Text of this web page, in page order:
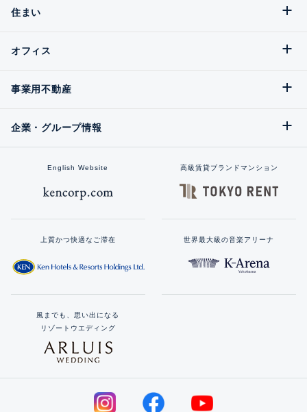
住まい
オフィス
事業用不動産
企業・グループ情報
English Website 高級賃貸ブランドマンション
上質かつ快適なご滞在 世界最大級の音楽アリーナ
風までも、思い出になる
リゾートウエディング